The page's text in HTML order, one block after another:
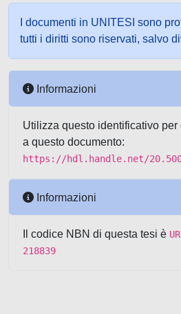
I documenti in UNITESI sono
tutti i diritti sono riservati, salvo
Informazioni
Utilizza questo identificativo
a questo documento:
https://hdl.handle.net/
Informazioni
Il codice NBN di questa tesi è
218839